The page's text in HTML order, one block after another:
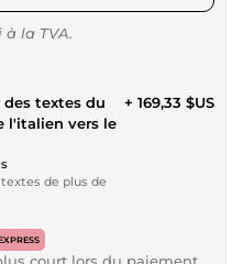
à la TVA.
textes du
l'italien vers le
de plus de
+ 169,33 $US